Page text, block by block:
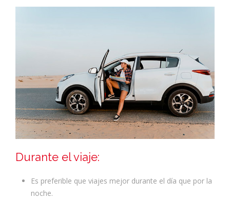
Durante el viaje:
Es preferible que viajes mejor durante el día que por la
noche.